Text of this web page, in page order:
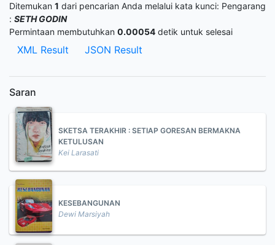
Ditemukan 1 dari pencarian Anda melalui kata kunci: Pengarang
: SETH GODIN
Permintaan membutuhkan 0.00054 detik untuk selesai
XML Result JSON Result
Saran
SKETSA TERAKHIR : SETIAP GORESAN BERMAKNA
KETULUSAN
Kei Larasati
KESEBANGUNAN
Dewi Marsiyah